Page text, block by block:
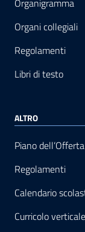
Organigramma
Organi collegiali
Regolamenti
Libri di testo
ALTRO
Piano
Regolamenti
Calendario
Curricolo